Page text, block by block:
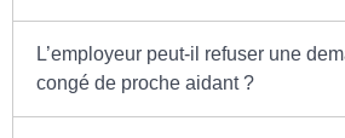
L’employeur peut-il refuser une
congé de proche aidant ?